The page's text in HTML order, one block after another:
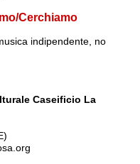
Cerchiamo
indipendente, no
Caseificio La